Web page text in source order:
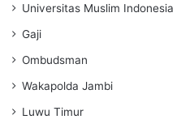
Universitas Muslim Indonesia
Gaji
Ombudsman
Wakapolda Jambi
Luwu Timur